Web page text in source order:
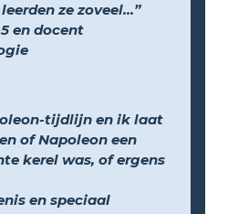
ze zoveel...”
en docent
tijdlijn en ik laat
of Napoleon een
kerel was, of ergens
en speciaal